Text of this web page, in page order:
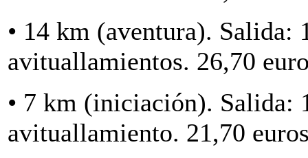
• 14 km (aventura). Salida:
avituallamientos. 26,70
• 7 km (iniciación). Salida:
avituallamiento. 21,70